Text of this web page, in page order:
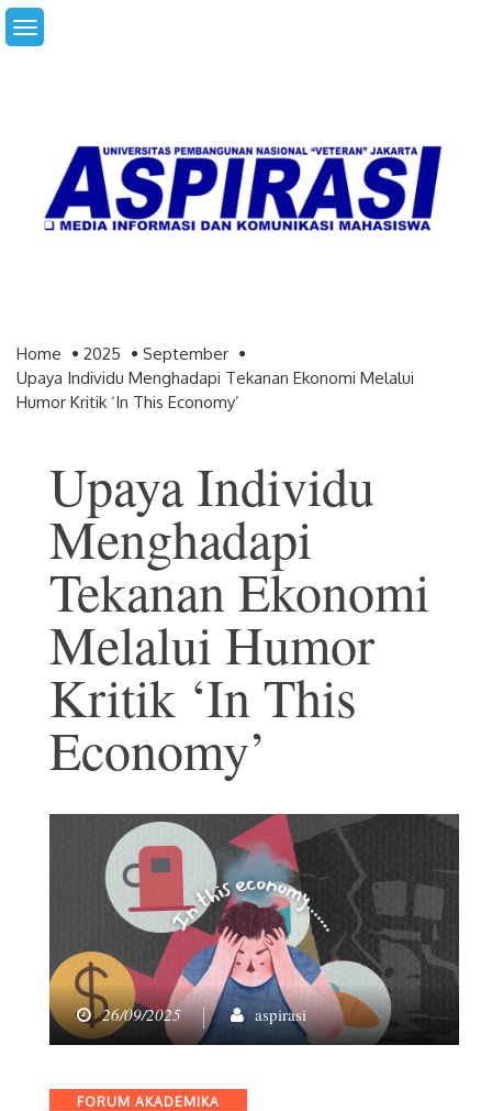
Skip
to
Home 2025
September
Upaya Individu Menghadapi Tekanan Ekonomi Melalui
Humor Kritik ‘In This Economy’
Upaya Individu
Menghadapi
Tekanan Ekonomi
Melalui Humor
Kritik ‘In This
Economy’
26/09/2025 aspirasi
Categories
FORUM AKADEMIKA